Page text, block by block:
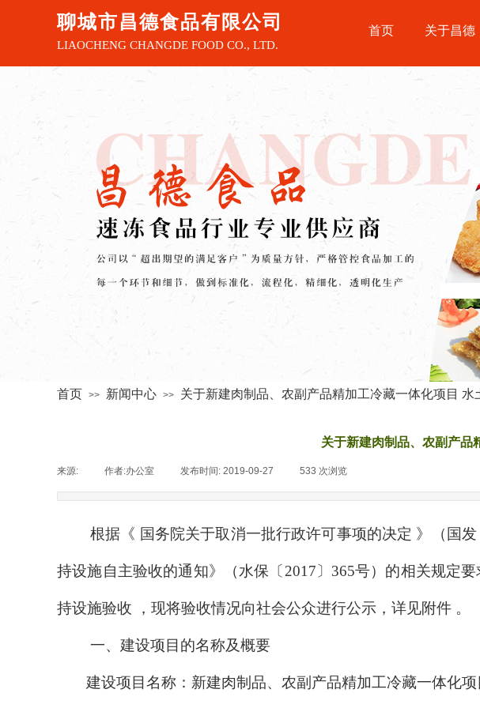
LIAOCHENG CHANGDE FOOD CO., LTD.
首页 关于昌德
聊城市昌德食品有限公司
首页 >> 新闻中心 >> 关于新建肉制品、农副产品精加工冷藏一体化项目 水
关于新建肉制品、农副产品
来源: 作者:办公室 发布时间: 2019-09-27 533 次浏览
根据《 国务院关于取消一批行政许可事项的决定 》（国发
持设施自主验收的通知》（水保〔 2017 〕 365号）的相关规定
持设施验收 ，现将验收情况向社会公众进行公示，详见附件 。
一、建设项目的名称及概要
建设项目名称：新建肉制品、农副产品精加工冷藏一体化项